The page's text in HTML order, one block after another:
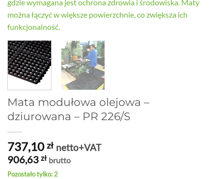
Mata modułowa olejowa –
dziurowana – PR 226/S
737,10zł netto+VAT
906,63 zł brutto
Pozostało tylko: 2